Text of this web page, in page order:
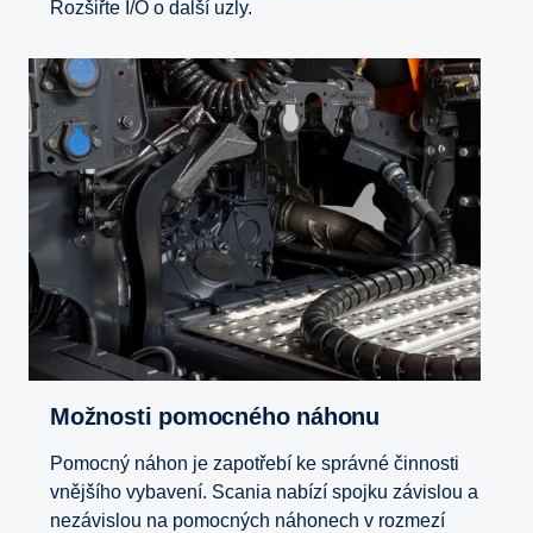
Rozšiřte I/O o další uzly.
Možnosti pomocného náhonu
Pomocný náhon je zapotřebí ke správné činnosti
vnějšího vybavení. Scania nabízí spojku závislou a
nezávislou na pomocných náhonech v rozmezí